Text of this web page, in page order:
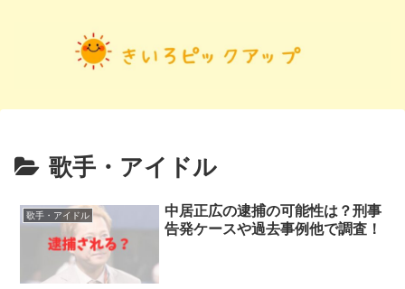
歌手・アイドル
歌手・アイドル
中居正広の逮捕の可能性は？刑事
告発ケースや過去事例他で調査！